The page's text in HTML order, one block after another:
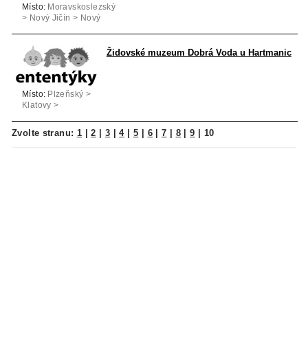
Místo: Moravskoslezský
> Nový Jičín > Nový
Židovské muzeum Dobrá Voda u Hartmanic
Místo: Plzeňský >
Klatovy >
Zvolte stranu: 1 |2 3 |4| 5 6|7 8|9 10